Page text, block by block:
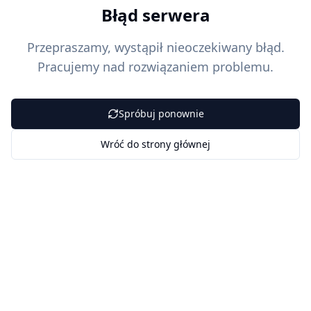
Błąd serwera
Przepraszamy, wystąpił nieoczekiwany błąd.
Pracujemy nad rozwiązaniem problemu.
Spróbuj ponownie
Wróć do strony głównej